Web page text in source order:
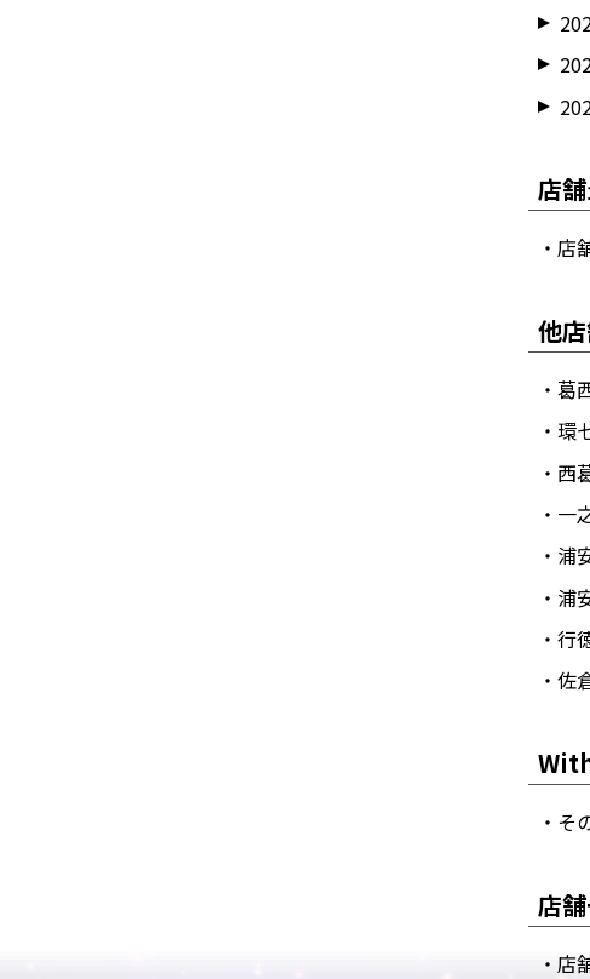
店
・店
他
・葛
・環
・西
・一
・浦
・浦
・行
・佐
・そ
店
・店